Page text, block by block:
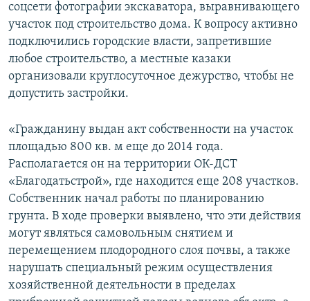
соцсети фотографии экскаватора, выравнивающего
участок под строительство дома. К вопросу активно
подключились городские власти, запретившие
любое строительство, а местные казаки
организовали круглосуточное дежурство, чтобы не
допустить застройки.
«Гражданину выдан акт собственности на участок
площадью 800 кв. м еще до 2014 года.
Располагается он на территории ОК-ДСТ
«Благодатьстрой», где находится еще 208 участков.
Собственник начал работы по планированию
грунта. В ходе проверки выявлено, что эти действия
могут являться самовольным снятием и
перемещением плодородного слоя почвы, а также
нарушать специальный режим осуществления
хозяйственной деятельности в пределах